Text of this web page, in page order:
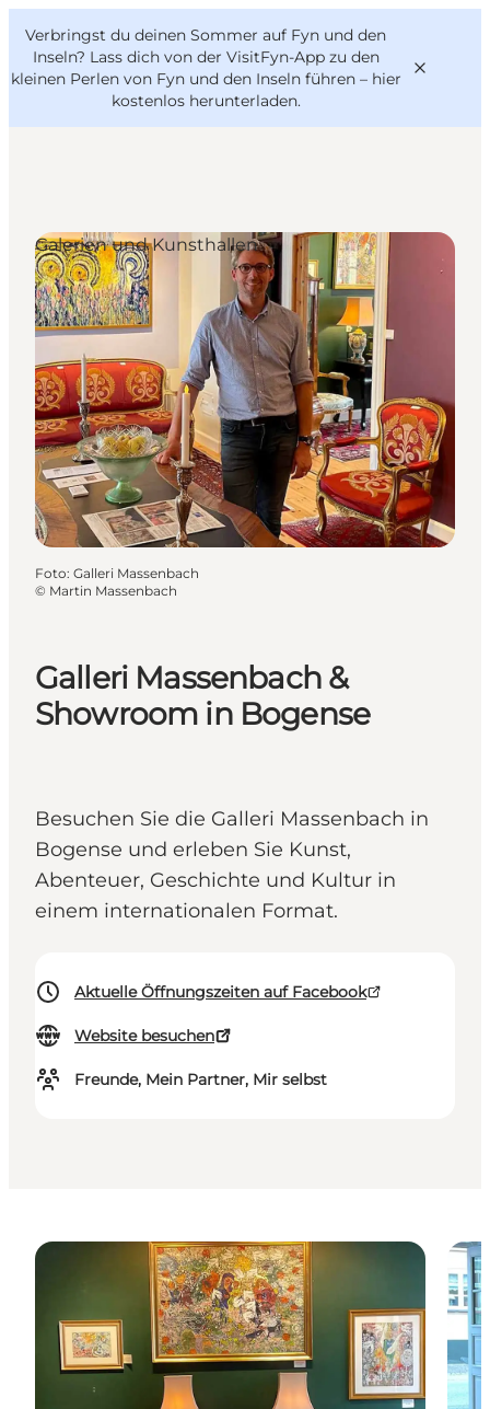
Verbringst du deinen Sommer auf Fyn und den
Inseln? Lass dich von der VisitFyn-App zu den
kleinen Perlen von Fyn und den Inseln führen – hier
kostenlos herunterladen.
Reise Ideen
Outdoor & bike
Essen & trinken
Übernachtung
VisitFyn
Deutsch
Galleri Massenbach &
Showroom in Bogense
Besuchen Sie die Galleri Massenbach in
Bogense und erleben Sie Kunst,
Abenteuer, Geschichte und Kultur in
einem internationalen Format.
Aktuelle Öffnungszeiten auf Facebook
Website besuchen
Freunde, Mein Partner, Mir selbst
Galerien und Kunsthallen
Foto: Galleri Massenbach
© Martin Massenbach